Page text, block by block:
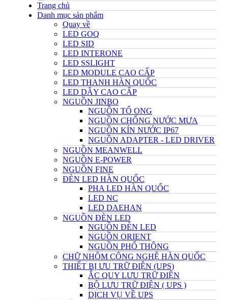
Trang chủ
Danh mục sản phẩm
Quay về
LED GOQ
LED SID
LED INTERONE
LED SSLIGHT
LED MODULE CAO CẤP
LED THANH HÀN QUỐC
LED DÂY CAO CẤP
NGUỒN JINBO
NGUỒN TỔ ONG
NGUỒN CHỐNG NƯỚC MƯA
NGUỒN KÍN NƯỚC IP67
NGUỒN ADAPTER - LED DRIVER
NGUỒN MEANWELL
NGUỒN E-POWER
NGUỒN FINE
ĐÈN LED HÀN QUỐC
PHA LED HÀN QUỐC
LED NC
LED DAEHAN
NGUỒN ĐÈN LED
NGUỒN ĐÈN LED
NGUỒN ORIENT
NGUỒN PHỔ THÔNG
CHỮ NHÔM CÔNG NGHỆ HÀN QUỐC
THIẾT BỊ ƯU TRỮ ĐIỆN (UPS)
ẮC QUY LƯU TRỮ ĐIỆN
BỘ LƯU TRỮ ĐIỆN ( UPS )
DỊCH VỤ VỀ UPS